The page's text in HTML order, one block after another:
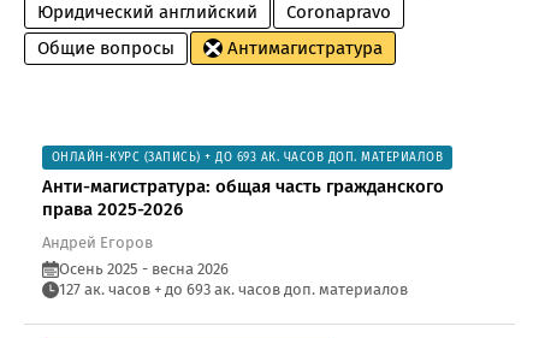
Юридический английский
Coronapravo
Общие вопросы
Антимагистратура
ОНЛАЙН-КУРС (ЗАПИСЬ) + ДО 693 АК. ЧАСОВ ДОП. МАТЕРИАЛОВ
Анти-магистратура: общая часть гражданского
права 2025-2026
Андрей Егоров
Осень 2025 - весна 2026
127 ак. часов + до 693 ак. часов доп. материалов